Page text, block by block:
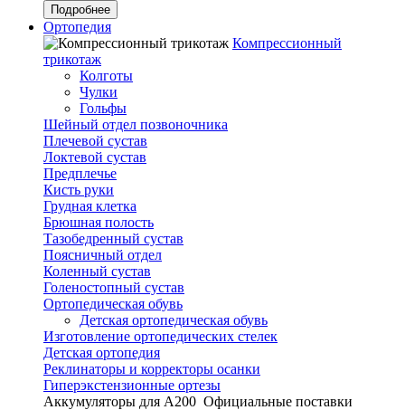
Подробнее
Ортопедия
Компрессионный
трикотаж
Колготы
Чулки
Гольфы
Шейный отдел позвоночника
Плечевой сустав
Локтевой сустав
Предплечье
Кисть руки
Грудная клетка
Брюшная полость
Тазобедренный сустав
Поясничный отдел
Коленный сустав
Голеностопный сустав
Ортопедическая обувь
Детская ортопедическая обувь
Изготовление ортопедических стелек
Детская ортопедия
Реклинаторы и корректоры осанки
Гиперэкстензионные ортезы
Аккумуляторы для А200 Официальные поставки